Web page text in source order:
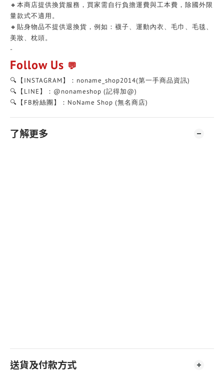
🔸本商店提供換貨服務，買家需自行負擔運費與工本費，除國外限
量款式不適用。
🔸貼身物品不提供退換貨，例如：襪子、運動內衣、毛巾、毛毯、
美妝、枕頭。
-
Follow Us 💬
🔍【INSTAGRAM】：noname_shop2014(第一手商品資訊)
🔍【LINE】：@nonameshop (記得加@)
🔍【FB粉絲團】：NoName Shop (無名商店)
了解更多
送貨及付款方式